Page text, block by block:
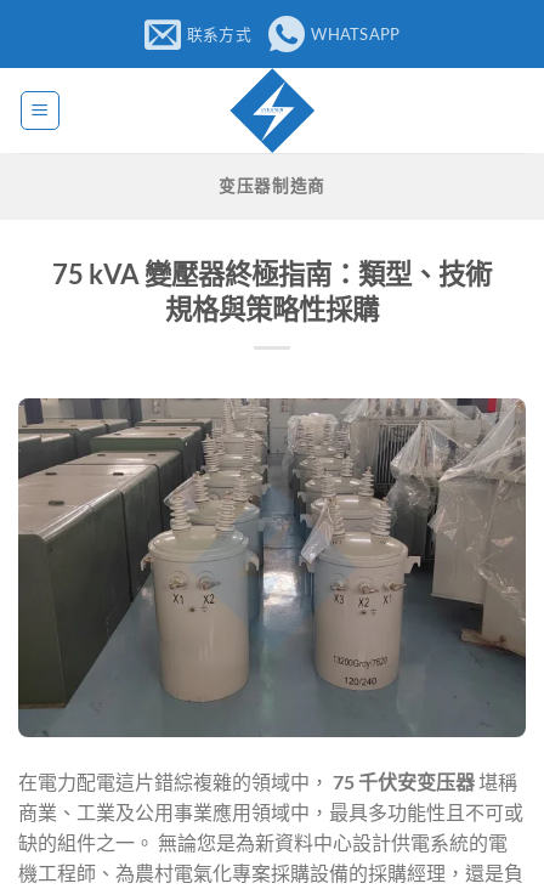
内
联系方式 WHATSAPP
变压器制造商
75 kVA 變壓器終極指南：類型、技術
規格與策略性採購
在電力配電這片錯綜複雜的領域中， 75 千伏安变压器 堪稱
商業、工業及公用事業應用領域中，最具多功能性且不可或
缺的組件之一。 無論您是為新資料中心設計供電系統的電
機工程師、為農村電氣化專案採購設備的採購經理，還是負